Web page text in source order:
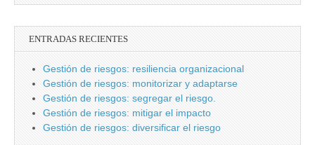
ENTRADAS RECIENTES
Gestión de riesgos: resiliencia organizacional
Gestión de riesgos: monitorizar y adaptarse
Gestión de riesgos: segregar el riesgo.
Gestión de riesgos: mitigar el impacto
Gestión de riesgos: diversificar el riesgo